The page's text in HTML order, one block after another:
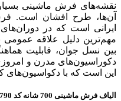
نقشه‌های فرش‌ ماشینی
آن‌ها، طرح افشان است.
ایرانی است که در
مهم‌ترین دلیل علاقه
بین نسل جوان، قابلیت
دکوراسیون‌های مدرن و
این است که با دکواسیون‌های
الیاف فرش ماشینی 700 شانه کد 7790